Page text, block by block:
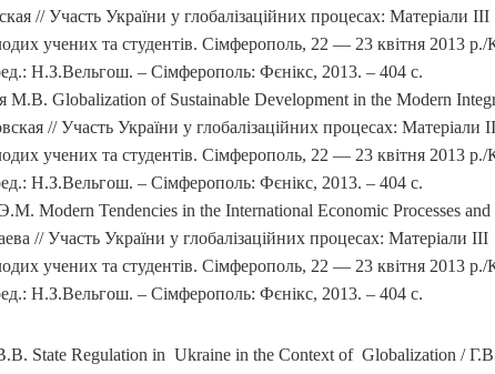
// Участь України у глобалізаційних процесах: Матеріали III
учених та студентів. Сімферополь, 22 — 23 квітня 2013
Н.З.Вельгош. – Сімферополь: Фєнікс, 2013. – 404 с.
М.В. Globalization of Sustainable Development in the Modern
// Участь України у глобалізаційних процесах: Матеріали
учених та студентів. Сімферополь, 22 — 23 квітня 2013
Н.З.Вельгош. – Сімферополь: Фєнікс, 2013. – 404 с.
Modern Tendencies in the International Economic Processes
// Участь України у глобалізаційних процесах: Матеріали III
учених та студентів. Сімферополь, 22 — 23 квітня 2013
Н.З.Вельгош. – Сімферополь: Фєнікс, 2013. – 404 с.
State Regulation in Ukraine in the Context of Globalization /